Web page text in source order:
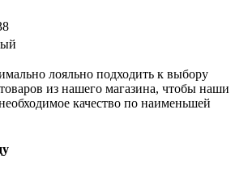
лояльно подходить к выбору
из нашего магазина, чтобы наши
качество по наименьшей